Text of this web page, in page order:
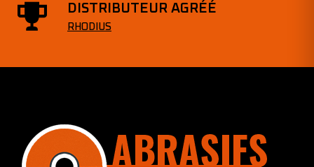
DISTRIBUTEUR AGRÉÉ
RHODIUS